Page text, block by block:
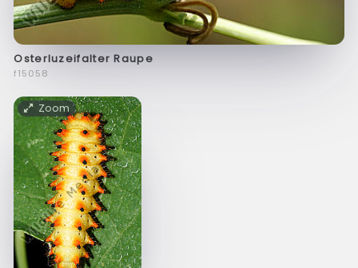
Osterluzeifalter Raupe
f15058
Zoom